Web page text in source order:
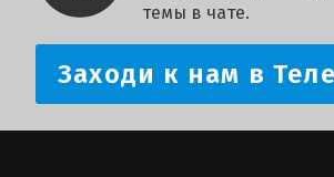
темы в чате.
Заходи к нам в